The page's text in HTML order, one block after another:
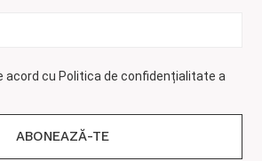
acord cu Politica de confidențialitate a
ABONEAZĂ-TE